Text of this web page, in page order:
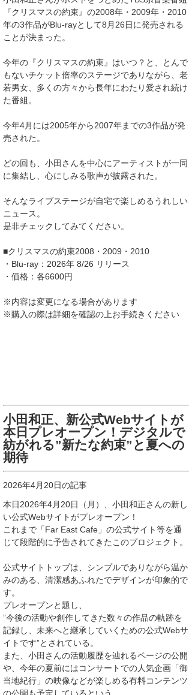
『クリスマスの約束』の2008年・2009年・2010
年の3作品がBlu-rayとして8月26日に発売される
ことが決まった。
今年の『クリスマスの約束』はいつ？と、とんで
もないチケット倍率のステージでありながら、老
若男女、多くの方々から長年にわたり愛され続け
た番組。
今年4月には2005年から2007年までの3作品が発
売された。
どの回も、小田さんを中心にアーティストが一同
に集結し、心にしみる歌声が披露された。
そんなライブステージが自宅で楽しめるうれしい
ニュース。
是非チェックしてみてください。
■クリスマスの約束2008・2009・2010
・Blu-ray：2026年 8/26 リリース
・価格：各6600円
※内容は変更になる場合があります
※購入の際は詳細を確認の上お手続きください
小田和正、新公式Webサイトが
本日プレオープン！デジタルで
紡がれる”新たな約束”と夏への
期待
2026年4月20日の記事
本日2026年4月20日（月）、小田和正さんの新し
い公式Webサイトがプレオープン！
これまで「Far East Cafe」の公式サイト等を通
じて段階的に予告されてきたこのプロジェクト。
公式サイトトップは、シンプルでありながら温か
みのある、清潔感あふれたでデザインが印象的で
す。
プレオープンと題し、
”今後の活動や創作してきた数々の作品の軌跡を
記録し、未来へと継承していくための公式Webサ
イトです”とされている。
また、小田さんの活動履歴を辿れるページの公開
や、今年の夏前にはコンサートでの人気企画「御
当地紀行」の映像などが楽しめる有料コンテンツ